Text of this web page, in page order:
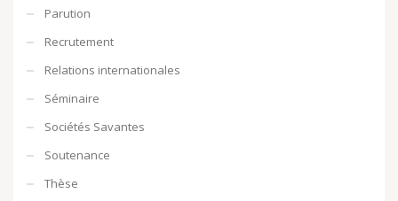
Parution
Recrutement
Relations internationales
Séminaire
Sociétés Savantes
Soutenance
Thèse